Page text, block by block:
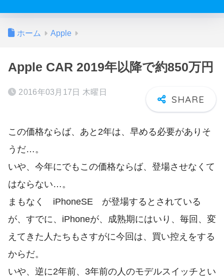
ホーム Apple
Apple CAR 2019年以降で約850万円
2016年03月17日 木曜日
この価格ならば、あと2年は、早める必要がありそ
うだ…。
いや、今年にでもこの価格ならば、登場させなくて
はならない…。
まもなく iPhoneSE が登場するとされている
が、すでに、iPhoneが、成熟期にはいり、毎回、変
えてきた人たちもさすがに今回は、買い控えをする
からだ。
いや、逆に2年前、3年前の人のモデルスイッチとい